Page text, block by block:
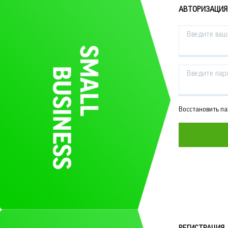
АВТОРИЗАЦИЯ
Введите
Введите
Восстановить